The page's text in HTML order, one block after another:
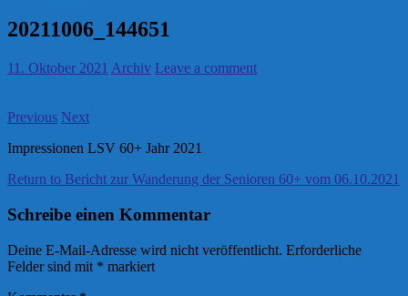
20211006_144651
11. Oktober 2021 Archiv Leave a comment
Previous Next
Impressionen LSV 60+ Jahr 2021
Return to Bericht zur Wanderung der Senioren 60+ vom 06.10.2021
Schreibe einen Kommentar
Deine E-Mail-Adresse wird nicht veröffentlicht. Erforderliche
Felder sind mit * markiert